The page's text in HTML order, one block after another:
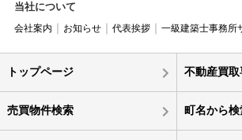
当社について
会社案内 お知らせ 代表挨拶 一級建築士事務所
トップページ 不動産買
売買物件検索 町名から検